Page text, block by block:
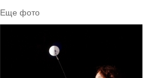
Еще фото